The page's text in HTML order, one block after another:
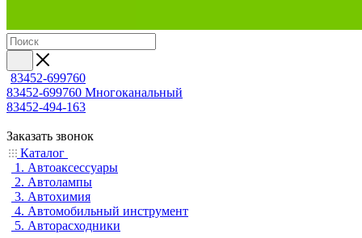
83452-699760
83452-699760 Многоканальный
83452-494-163
Заказать звонок
Каталог
1. Автоаксессуары
2. Автолампы
3. Автохимия
4. Автомобильный инструмент
5. Авторасходники